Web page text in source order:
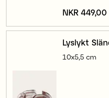
Pris :NKR
NKR 449,00
Lyslykt
10x5,5 cm